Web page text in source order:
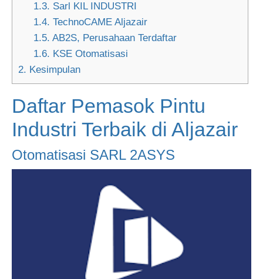
1.3. Sarl KIL INDUSTRI
1.4. TechnoCAME Aljazair
1.5. AB2S, Perusahaan Terdaftar
1.6. KSE Otomatisasi
2. Kesimpulan
Daftar Pemasok Pintu
Industri Terbaik di Aljazair
Otomatisasi SARL 2ASYS